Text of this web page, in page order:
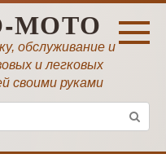
МОТО
обслуживание и
и легковых
своими руками